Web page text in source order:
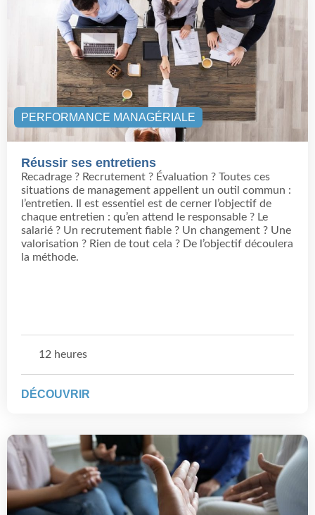
PERFORMANCE MANAGÉRIALE
Réussir ses entretiens
Recadrage ? Recrutement ? Évaluation ? Toutes ces
situations de management appellent un outil commun :
l’entretien. Il est essentiel est de cerner l’objectif de
chaque entretien : qu’en attend le responsable ? Le
salarié ? Un recrutement fiable ? Un changement ? Une
valorisation ? Rien de tout cela ? De l’objectif découlera
la méthode.
12 heures
DÉCOUVRIR